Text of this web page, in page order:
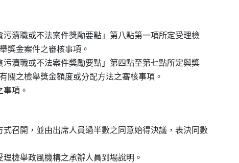
污瀆職或不法案件獎勵要點」第八點第一項所定受理檢
舉獎金案件之審核事項。
污瀆職或不法案件獎勵要點」第四點至第七點所定與獎
有關之檢舉獎金額度或分配方法之審核事項。
召開，並由出席人員過半數之同意始得決議，表決同數
理檢舉政風機構之承辦人員到場說明。